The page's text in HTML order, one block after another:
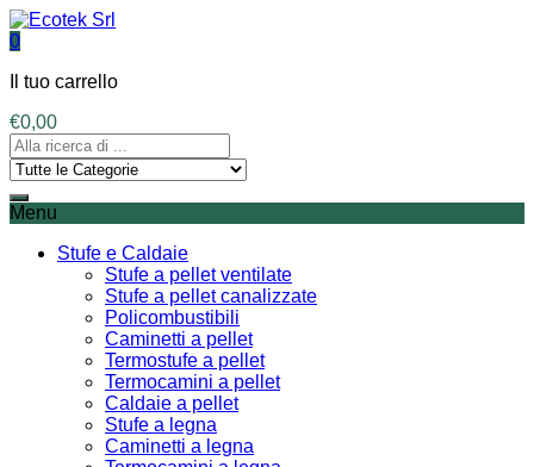
0
Il tuo carrello
€0,00
Menu
Stufe e Caldaie
Stufe a pellet ventilate
Stufe a pellet canalizzate
Policombustibili
Caminetti a pellet
Termostufe a pellet
Termocamini a pellet
Caldaie a pellet
Stufe a legna
Caminetti a legna